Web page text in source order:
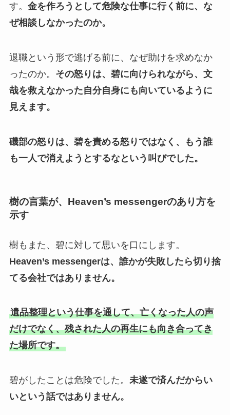
す。 金を作ろうとして危険な仕事に行く前に、な
ぜ相談しなかったのか。
退職という形で逃げる前に、なぜ助けを求めなか
ったのか。 その怒りは、碧に向けられながら、文
哉を救えなかった自分自身にも向いているように
見えます。
磯部の怒りは、碧を責める怒りではなく、もう誰
も一人で消えようとするなという叫びでした。
樹の言葉が、Heaven’s messengerのあり方を
示す
樹もまた、碧に対して思いを口にします。
Heaven’s messengerは、誰かが失敗したら切り捨
てる会社ではありません。
遺品整理という仕事を通して、亡くなった人の声
だけでなく、残された人の再生にも向き合ってき
た場所です。
碧がしたことは危険でした。 未遂で済んだからい
いという話ではありません。